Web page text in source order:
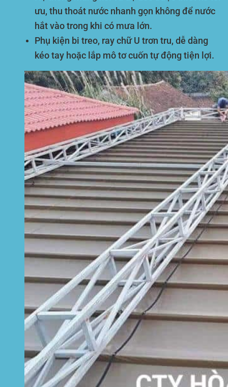
ưu, thu thoát nước nhanh gọn không để nước
hắt vào trong khi có mưa lớn.
Phụ kiện bi treo, ray chữ U trơn tru, dễ dàng
kéo tay hoặc lắp mô tơ cuốn tự động tiện lợi.